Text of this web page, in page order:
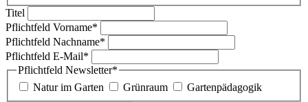
Titel
Pflichtfeld Vorname*
Pflichtfeld Nachname*
Pflichtfeld E-Mail*
Pflichtfeld Newsletter*
Natur im Garten
Grünraum
Gartenpädagogik